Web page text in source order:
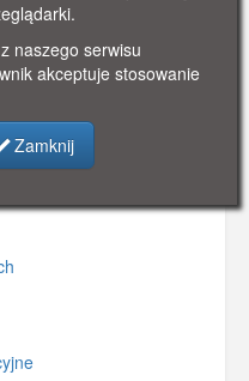
2022-09-23 22:52
2205
i Bramy Mariackiej
wysłana do Salomei
naszego serwisu
akceptuje stosowanie
Zamknij